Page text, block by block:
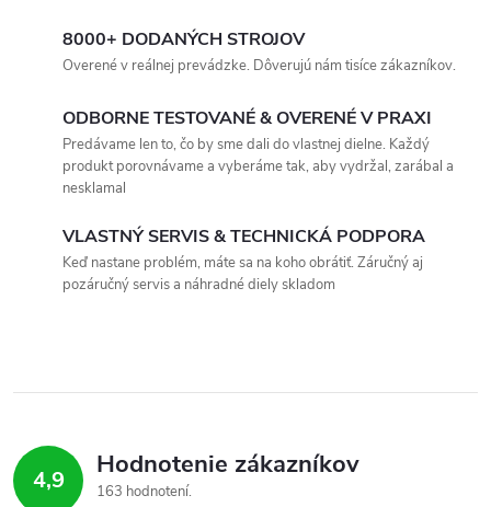
8000+ DODANÝCH STROJOV
Overené v reálnej prevádzke. Dôverujú nám tisíce zákazníkov.
ODBORNE TESTOVANÉ & OVERENÉ V PRAXI
Predávame len to, čo by sme dali do vlastnej dielne. Každý
produkt porovnávame a vyberáme tak, aby vydržal, zarábal a
nesklamal
VLASTNÝ SERVIS & TECHNICKÁ PODPORA
Keď nastane problém, máte sa na koho obrátiť. Záručný aj
pozáručný servis a náhradné diely skladom
4,9 Hodnotenie zákazníkov
163 hodnotení